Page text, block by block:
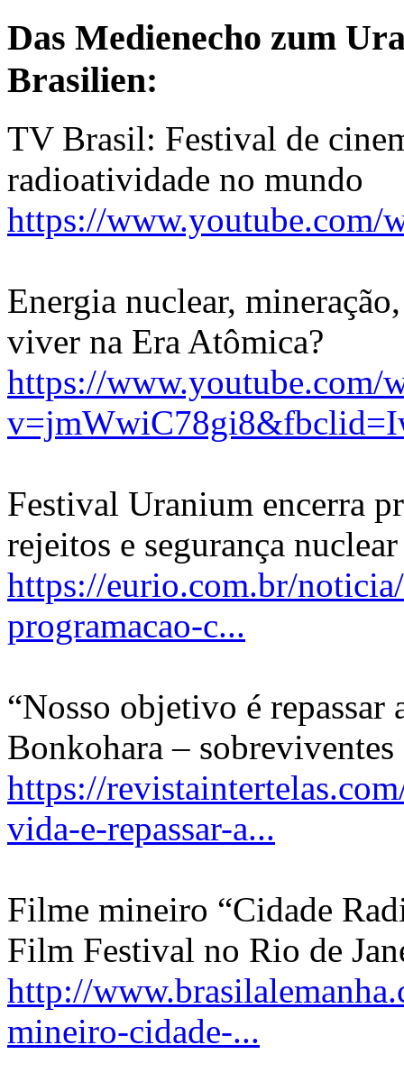
Das Medienecho zum
Brasilien:
TV Brasil: Festival de
radioatividade no mundo
https://www.youtube.com/
Energia nuclear,
viver na Era Atômica?
https://www.youtube.com/
Festival Uranium encerra
rejeitos e segurança nuclear
https://eurio.com.br/
programacao-c...
“Nosso objetivo é repassar
Bonkohara –
https://
vida-e-repassar-a...
Filme mineiro “Cidade
Film Festival no Rio de
http://
mineiro-cidade-...